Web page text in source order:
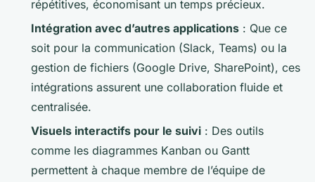
répétitives, économisant un temps précieux.
Intégration avec d’autres applications : Que ce
soit pour la communication (Slack, Teams) ou la
gestion de fichiers (Google Drive, SharePoint), ces
intégrations assurent une collaboration fluide et
centralisée.
Visuels interactifs pour le suivi : Des outils
comme les diagrammes Kanban ou Gantt
permettent à chaque membre de l’équipe de